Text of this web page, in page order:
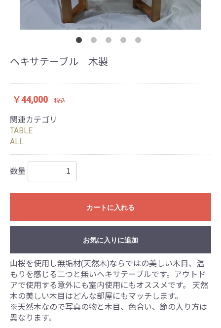
ヘキサテーブル 木製
￥44,000 税込
関連カテゴリ
TABLE
ALL
数量
カートに入れる
お気に入りに追加
山桜を使用し無垢材(天然木)ならではの美しい木目、温
もりを感じる二つと無いヘキサテーブルです。アウトド
アで使用する意外にも室内使用にもオススメです。 天然
木の美しい木目はどんな部屋にもマッチします。
※天然木なので写真の物と木目、色合い、節の入り方は
異なります。